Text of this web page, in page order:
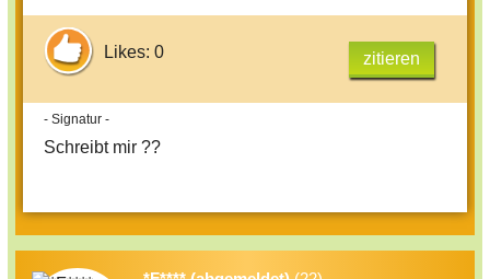
Likes: 0 zitieren
- Signatur -
Schreibt mir ??